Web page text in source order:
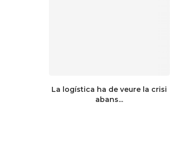
La logística ha de veure la crisi
abans...